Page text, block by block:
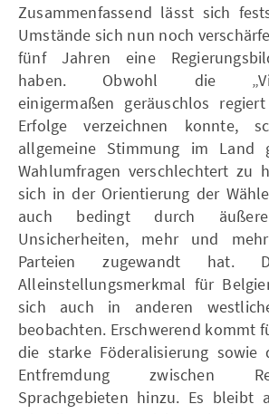
Zusammenfassend lässt sich
Umstände sich nun noch
fünf Jahren eine
haben. Obwohl die
einigermaßen geräuschlos
Erfolge verzeichnen konnte,
allgemeine Stimmung im Land
Wahlumfragen verschlechtert zu
sich in der Orientierung der
auch bedingt durch
Unsicherheiten, mehr und
Parteien zugewandt
Alleinstellungsmerkmal für
sich auch in anderen
beobachten. Erschwerend kommt
die starke Föderalisierung sowie
Entfremdung zwischen
Sprachgebieten hinzu. Es bleibt